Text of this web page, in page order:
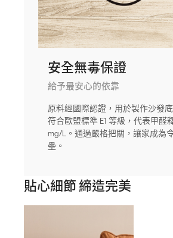
安全無毒保證
給予最安心的依靠
原料經國際認證，用於製作沙發
符合歐盟標準 E1 等級，代表甲醛
mg/L。通過嚴格把關，讓家成為
壘。
貼心細節 締造完美